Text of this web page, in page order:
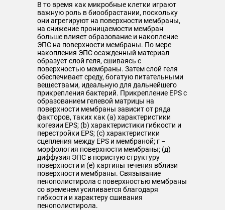
В то время как микробные клетки играют
важную роль в биообрастании, поскольку
они агрегируют на поверхности мембраны,
на снижение проницаемости мембран
больше влияет образование и накопление
ЭПС на поверхности мембраны. По мере
накопления ЭПС осажденный материал
образует слой геля, сшиваясь с
поверхностью мембраны. Затем слой геля
обеспечивает среду, богатую питательными
веществами, идеальную для дальнейшего
прикрепления бактерий. Прикрепление EPS с
образованием гелевой матрицы на
поверхности мембраны зависит от ряда
факторов, таких как (а) характеристики
когезии EPS; (b) характеристики гибкости и
перестройки EPS; (c) характеристики
сцепления между EPS и мембраной; г –
морфология поверхности мембраны; (д)
диффузия ЭПС в пористую структуру
поверхности и (е) картины течения вблизи
поверхности мембраны. Связывание
пенополистирола с поверхностью мембраны
со временем усиливается благодаря
гибкости и характеру сшивания
пенополистирола.